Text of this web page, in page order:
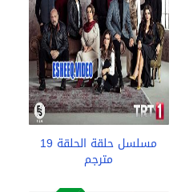
مسلسل حلقة الحلقة 19
مترجم